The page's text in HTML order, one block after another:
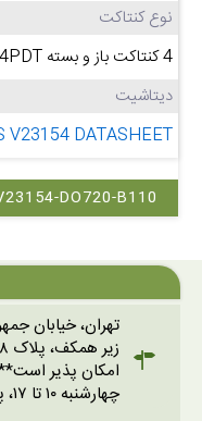
نوع کنتاکت
4 کنتاکت باز و بسته 4PDT
دیتاشیت
V23154 DATASHEET
DO720-B110
تهران، خیابان
امکان پذیر
چهارشنبه ۱۰ تا ۱۷، پنجشنبه ۱۰ تا ۱۳